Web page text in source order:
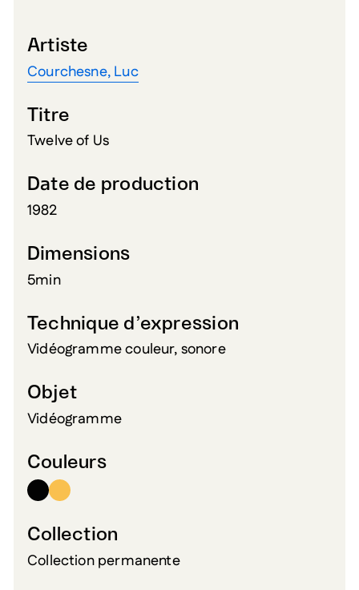
Artiste
Courchesne, Luc
Titre
Twelve of Us
Date de production
1982
Dimensions
5min
Technique d’expression
Vidéogramme couleur, sonore
Objet
Vidéogramme
Couleurs
Collection
Collection permanente